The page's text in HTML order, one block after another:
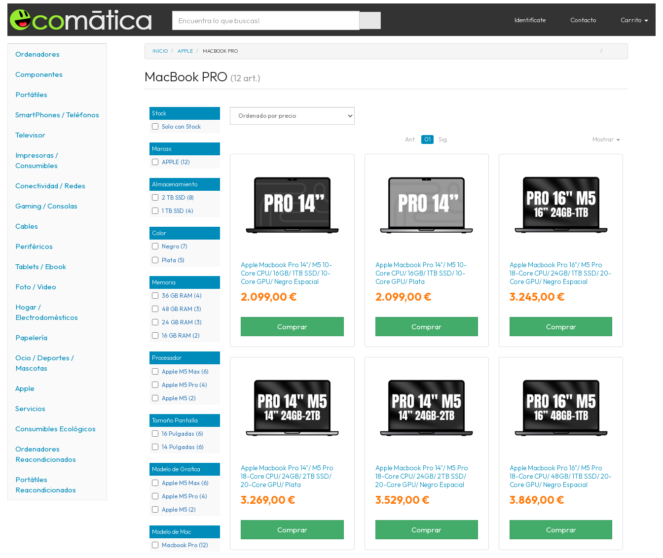
Identifícate Contacto Carrito
Ordenadores
Componentes
Portátiles
SmartPhones / Teléfonos
Televisor
Impresoras /
Consumibles
Conectividad / Redes
Gaming / Consolas
Cables
Periféricos
Tablets / Ebook
Foto / Video
Hogar /
Electrodomésticos
Papelería
Ocio / Deportes /
Mascotas
Apple
Servicios
Consumibles Ecológicos
Ordenadores
Reacondicionados
Portátiles
Reacondicionados
INICIO APPLE MACBOOK PRO
MacBook PRO (12 art.)
Stock
Solo con Stock
Marcas
APPLE (12)
Almacenamiento
2 TB SSD (8)
1 TB SSD (4)
Color
Negro (7)
Plata (5)
Memoria
36 GB RAM (4)
48 GB RAM (3)
24 GB RAM (3)
16 GB RAM (2)
Procesador
Apple M5 Max (6)
Apple M5 Pro (4)
Apple M5 (2)
Tamaño Pantalla
16 Pulgadas (6)
14 Pulgadas (6)
Modelo de Grafica
Apple M5 Max (6)
Apple M5 Pro (4)
Apple M5 (2)
Modelo de Mac
Macbook Pro (12)
Ant. 01 Sig. Mostrar
Apple Macbook Pro 14"/ M5 10-
Core CPU/ 16GB/ 1TB SSD/ 10-
Core GPU/ Negro Espacial
2.099,00 €
Comprar
Apple Macbook Pro 14"/ M5 10-
Core CPU/ 16GB/ 1TB SSD/ 10-
Core GPU/ Plata
2.099,00 €
Comprar
Apple Macbook Pro 16"/ M5 Pro
18-Core CPU/ 24GB/ 1TB SSD/ 20-
Core GPU/ Negro Espacial
3.245,00 €
Comprar
Apple Macbook Pro 14"/ M5 Pro
18-Core CPU/ 24GB/ 2TB SSD/
20-Core GPU/ Plata
3.269,00 €
Comprar
Apple Macbook Pro 14"/ M5 Pro
18-Core CPU/ 24GB/ 2TB SSD/
20-Core GPU/ Negro Espacial
3.529,00 €
Comprar
Apple Macbook Pro 16"/ M5 Pro
18-Core CPU/ 48GB/ 1TB SSD/ 20-
Core GPU/ Negro Espacial
3.869,00 €
Comprar